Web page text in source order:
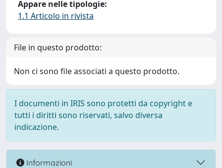
Appare nelle tipologie:
1.1 Articolo in rivista
File in questo prodotto:
Non ci sono file associati a questo prodotto.
I documenti in IRIS sono protetti da copyright e
tutti i diritti sono riservati, salvo diversa
indicazione.
Informazioni